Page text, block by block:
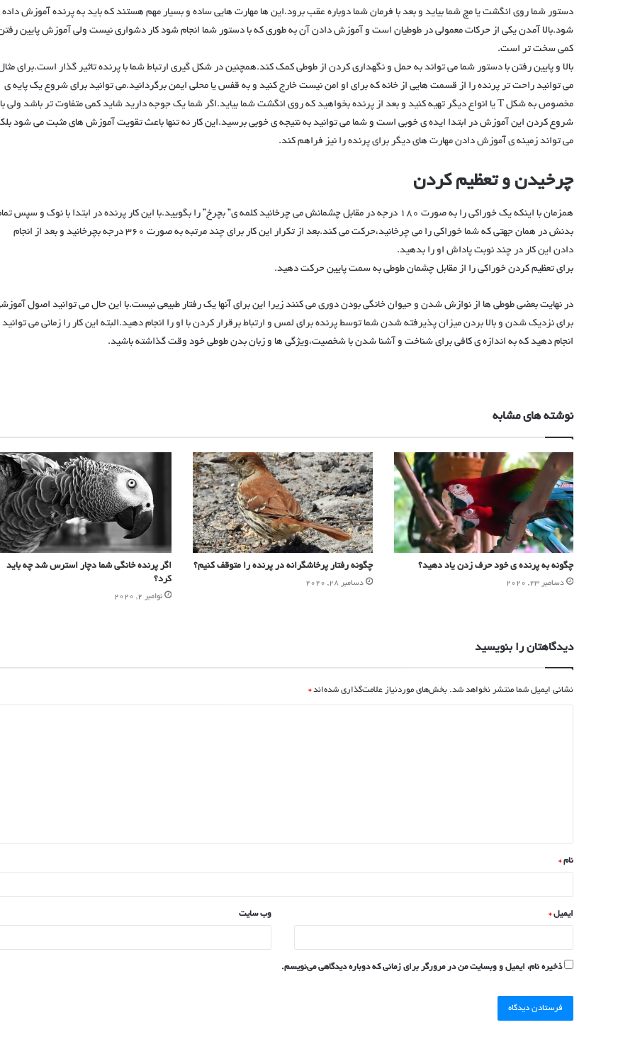
دستور شما روی انگشت یا مچ شما بیاید و بعد با فرمان شما دوباره عقب برود.این ها مهارت هایی ساده و بسیار مهم هستند که باید به پرنده آموزش داده
شود.بالا آمدن یکی از حرکات معمولی در طوطیان است و آموزش دادن آن به طوری که با دستور شما انجام شود کار دشواری نیست ولی آموزش پایین
کمی سخت تر است.
بالا و پایین رفتن با دستور شما می تواند به حمل و نگهداری کردن از طوطی کمک کند.همچنین در شکل گیری ارتباط شما با پرنده تاثیر گذار است.برای
می توانید راحت تر پرنده را از قسمت هایی از خانه که برای او امن نیست خارج کنید و به قفس یا محلی ایمن برگردانید.می توانید برای شروع یک پایه ی
مخصوص به شکل T یا انواع دیگر تهیه کنید و بعد از پرنده بخواهید که روی انگشت شما بیاید.اگر شما یک جوجه دارید شاید کمی متفاوت تر باشد ولی با
شروع کردن این آموزش در ابتدا ایده ی خوبی است و شما می توانید به نتیجه ی خوبی برسید.این کار نه تنها باعث تقویت آموزش های مثبت می شود
می تواند زمینه ی آموزش دادن مهارت های دیگر برای پرنده را نیز فراهم کند.
چرخیدن و تعظیم کردن
همزمان با اینکه یک خوراکی را به صورت ۱۸۰ درجه در مقابل چشمانش می چرخانید کلمه ی” بچرخ” را بگویید.با این کار پرنده در ابتدا با نوک و سپس
بدنش در همان جهتی که شما خوراکی را می چرخانید،حرکت می کند.بعد از تکرار این کار برای چند مرتبه به صورت ۳۶۰ درجه بچرخانید و بعد از انجام
دادن این کار در چند نوبت پاداش او را بدهید.
برای تعظیم کردن خوراکی را از مقابل چشمان طوطی به سمت پایین حرکت دهید.
در نهایت بعضی طوطی ها از نوازش شدن و حیوان خانگی بودن دوری می کنند زیرا این برای آنها یک رفتار طبیعی نیست.با این حال می توانید اصول
برای نزدیک شدن و بالا بردن میزان پذیرفته شدن شما توسط پرنده برای لمس و ارتباط برقرار کردن با او را انجام دهید.البته این کار را زمانی می توانید
انجام دهید که به اندازه ی کافی برای شناخت و آشنا شدن با شخصیت،ویژگی ها و زبان بدن طوطی خود وقت گذاشته باشید.
نوشته های مشابه
چگونه به پرنده ی خود حرف زدن یاد دهید؟
دسامبر 23, 2020
چگونه رفتار پرخاشگرانه در پرنده را متوقف کنیم؟
دسامبر 28, 2020
اگر پرنده خانگی شما دچار استرس شد چه باید
کرد؟
نوامبر 2, 2020
دیدگاهتان را بنویسید
نشانی ایمیل شما منتشر نخواهد شد. بخش‌های موردنیاز علامت‌گذاری شده‌اند*
نام*
ایمیل* وب‌ سایت
ذخیره نام، ایمیل و وبسایت من در مرورگر برای زمانی که دوباره دیدگاهی می‌نویسم.